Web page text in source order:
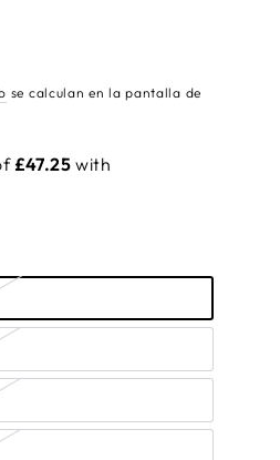
se calculan en la pantalla de